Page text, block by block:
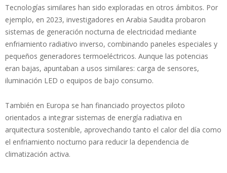
Tecnologías similares han sido exploradas en otros ámbitos. Por
ejemplo, en 2023, investigadores en Arabia Saudita probaron
sistemas de generación nocturna de electricidad mediante
enfriamiento radiativo inverso, combinando paneles especiales y
pequeños generadores termoeléctricos. Aunque las potencias
eran bajas, apuntaban a usos similares: carga de sensores,
iluminación LED o equipos de bajo consumo.
También en Europa se han financiado proyectos piloto
orientados a integrar sistemas de energía radiativa en
arquitectura sostenible, aprovechando tanto el calor del día como
el enfriamiento nocturno para reducir la dependencia de
climatización activa.